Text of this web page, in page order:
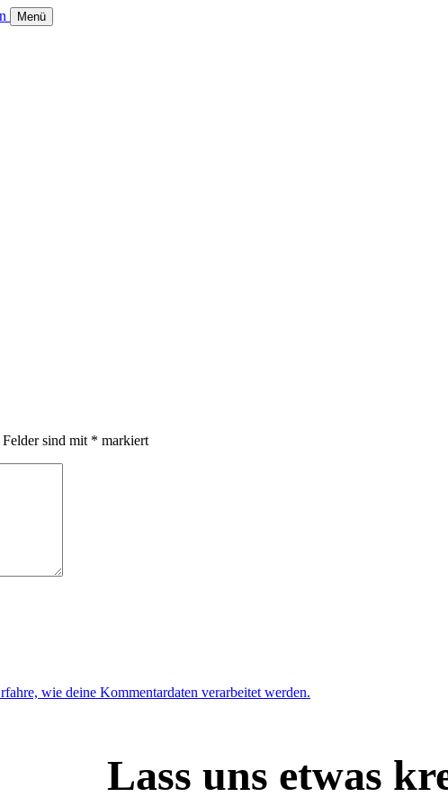
Menü
sind mit * markiert
wie deine Kommentardaten verarbeitet werden.
Lass uns etwas